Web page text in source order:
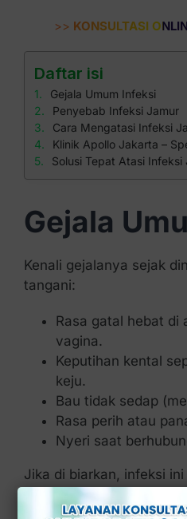
>> KONSULTASI
Daftar isi
Gejala Umum Infeksi
Penyebab Infeksi Jamur
Cara Mengatasi Infeksi
Klinik Apollo Jakarta –
Solusi Tepat Atasi Infeksi
Gejala
Kenali gejalanya sejak
tangani:
Rasa gatal hebat di
vagina.
Keputihan kental
keju.
Bau tidak sedap
Rasa perih atau
Nyeri saat
Jika di biarkan, infeksi
dan mengganggu